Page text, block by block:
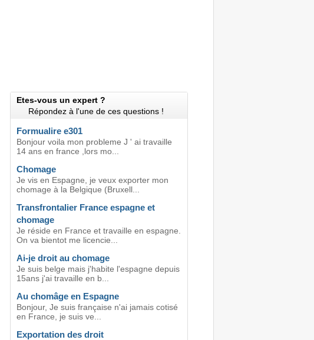
Etes-vous un expert ?
Répondez à l'une de ces questions !
Formualire e301
Bonjour voila mon probleme J ' ai travaille
14 ans en france ,lors mo...
Chomage
Je vis en Espagne, je veux exporter mon
chomage à la Belgique (Bruxell...
Transfrontalier France espagne et
chomage
Je réside en France et travaille en espagne.
On va bientot me licencie...
Ai-je droit au chomage
Je suis belge mais j'habite l'espagne depuis
15ans j'ai travaille en b...
Au chomâge en Espagne
Bonjour, Je suis française n'ai jamais cotisé
en France, je suis ve...
Exportation des droit